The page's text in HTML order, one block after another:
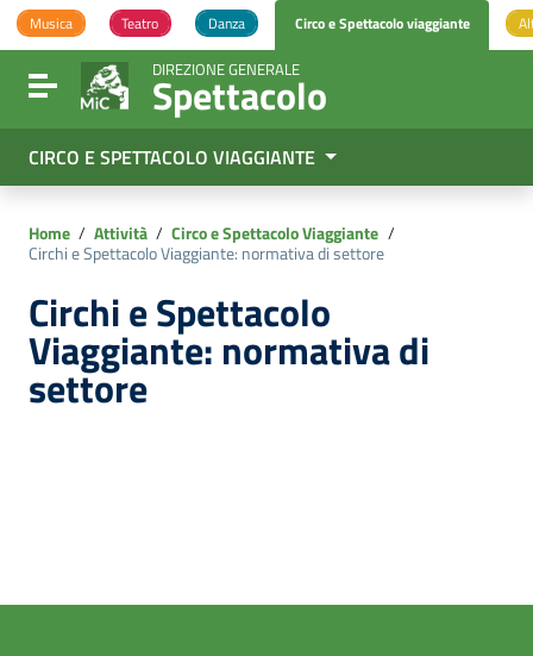
Vai ai contenuti
Vai al menu di navigazione
Vai al footer
Musica Teatro Danza Circo e Spettacolo viaggiante
Attiva / disattiva la navigazione
DIREZIONE GENERALE
Spettacolo
CIRCO E SPETTACOLO VIAGGIANTE
Home / Attività / Circo e Spettacolo Viaggiante /
Circhi e Spettacolo Viaggiante: normativa di settore
Circhi e Spettacolo
Viaggiante: normativa di
settore